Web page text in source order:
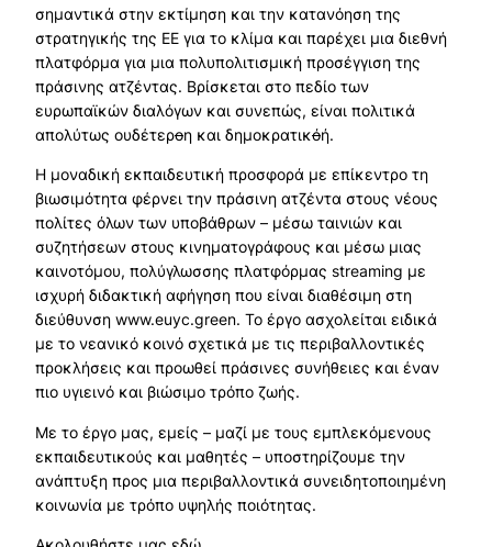
σημαντικά στην εκτίμηση και την κατανόηση της
στρατηγικής της ΕΕ για το κλίμα και παρέχει μια διεθνή
πλατφόρμα για μια πολυπολιτισμική προσέγγιση της
πράσινης ατζέντας. Βρίσκεται στο πεδίο των
ευρωπαϊκών διαλόγων και συνεπώς, είναι πολιτικά
απολύτως ουδέτεροη και δημοκρατικόή.
Η μοναδική εκπαιδευτική προσφορά με επίκεντρο τη
βιωσιμότητα φέρνει την πράσινη ατζέντα στους νέους
πολίτες όλων των υποβάθρων – μέσω ταινιών και
συζητήσεων στους κινηματογράφους και μέσω μιας
καινοτόμου, πολύγλωσσης πλατφόρμας streaming με
ισχυρή διδακτική αφήγηση που είναι διαθέσιμη στη
διεύθυνση www.euyc.green. Το έργο ασχολείται ειδικά
με το νεανικό κοινό σχετικά με τις περιβαλλοντικές
προκλήσεις και προωθεί πράσινες συνήθειες και έναν
πιο υγιεινό και βιώσιμο τρόπο ζωής.
Με το έργο μας, εμείς – μαζί με τους εμπλεκόμενους
εκπαιδευτικούς και μαθητές – υποστηρίζουμε την
ανάπτυξη προς μια περιβαλλοντικά συνειδητοποιημένη
κοινωνία με τρόπο υψηλής ποιότητας.